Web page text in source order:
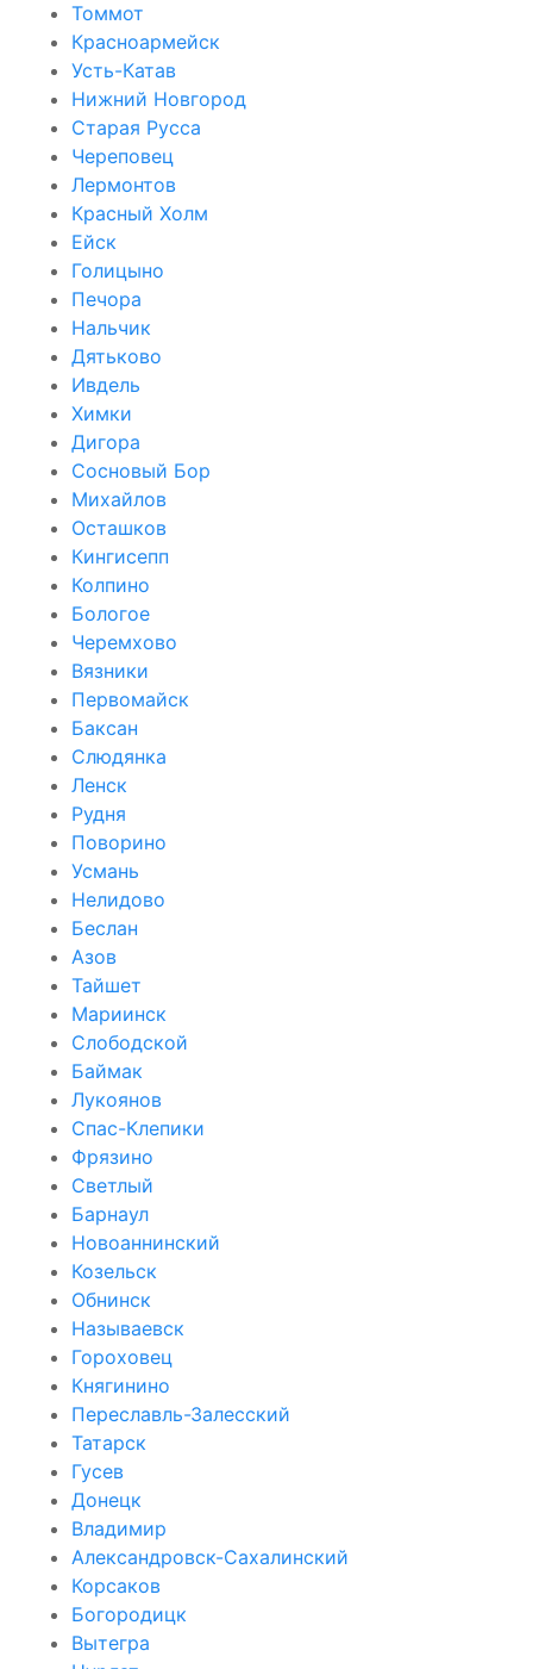
Томмот
Красноармейск
Усть-Катав
Нижний Новгород
Старая Русса
Череповец
Лермонтов
Красный Холм
Ейск
Голицыно
Печора
Нальчик
Дятьково
Ивдель
Химки
Дигора
Сосновый Бор
Михайлов
Осташков
Кингисепп
Колпино
Бологое
Черемхово
Вязники
Первомайск
Баксан
Слюдянка
Ленск
Рудня
Поворино
Усмань
Нелидово
Беслан
Азов
Тайшет
Мариинск
Слободской
Баймак
Лукоянов
Спас-Клепики
Фрязино
Светлый
Барнаул
Новоаннинский
Козельск
Обнинск
Называевск
Гороховец
Княгинино
Переславль-Залесский
Татарск
Гусев
Донецк
Владимир
Александровск-Сахалинский
Корсаков
Богородицк
Вытегра